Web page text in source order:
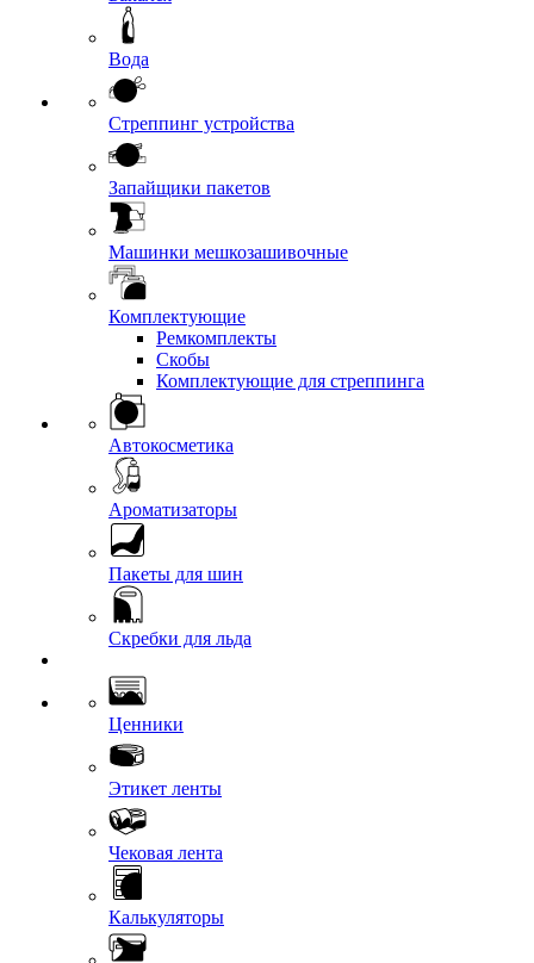
Вода
Стреппинг устройства
Запайщики пакетов
Машинки мешкозашивочные
Комплектующие
Ремкомплекты
Скобы
Комплектующие для стреппинга
Автокосметика
Ароматизаторы
Пакеты для шин
Скребки для льда
Ценники
Этикет ленты
Чековая лента
Калькуляторы